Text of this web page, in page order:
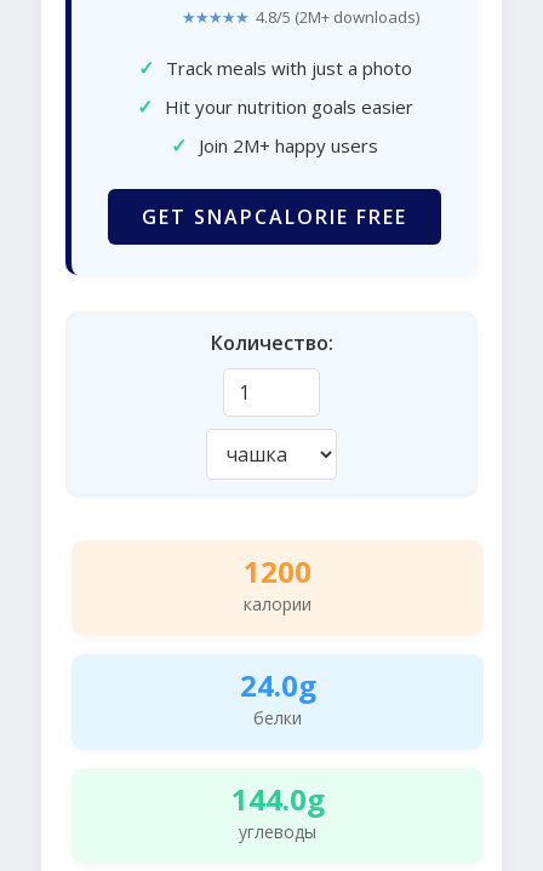
★★★★★ 4.8/5 (2M+ downloads)
✓ Track meals with just a photo
✓ Hit your nutrition goals easier
✓ Join 2M+ happy users
GET SNAPCALORIE FREE
Количество:
1200
калории
24.0g
белки
144.0g
углеводы